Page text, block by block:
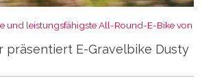
und leistungsfähigste All-Round-E-Bike von
präsentiert E-Gravelbike Dusty